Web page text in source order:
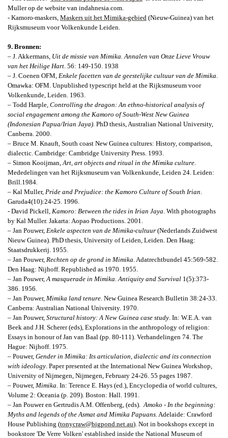
Muller op de website van indahnesia.com.
- Kamoro-maskers, Maskers uit het Mimika-gebied (Nieuw-Guinea) van het
Rijksmuseum voor Volkenkunde Leiden.
9. Bronnen:
– J. Akkermans, Uit de missie van Mimika. Annalen van Onze Lieve Vrouw
van het Heilige Hart . 56: 149-150. 1938
– J. Coenen OFM, Enkele facetten van de geestelijke cultuur van de Mimika
Omawka: OFM. Unpublished typescript held at the Rijksmuseum voor
Volkenkunde, Leiden. 1963.
– Todd Harple, Controlling the dragon : An ethno-historical analysis of
social engagement among the Kamoro of South-West New Guinea
(Indonesian Papua/Irian Jaya). PhD thesis, Australian National University,
Canberra. 2000.
– Bruce M. Knauft, South coast New Guinea cultures: History, comparison,
dialectic . Cambridge: Cambridge University Press. 1993.
– Simon Kooijman, Art, art objects and ritual in the Mimika culture
Mededelingen van het Rijksmuseum van Volkenkunde, Leiden 24. Leiden:
Brill.1984.
– Kal Muller, Pride and Prejudice: the Kamoro Culture of South Irian
Garuda4(10):24-25. 1996.
- David Pickell, Kamoro: Between the tides in Irian Jaya . With photographs
by Kal Muller. Jakarta: Aopao Productions. 2001.
– Jan Pouwer, Enkele aspecten van de Mimika-cultuur (Nederlands Zuidwest
Nieuw Guinea). PhD thesis, University of Leiden, Leiden. Den Haag:
Staatsdrukkerij. 1955.
– Jan Pouwer, Rechten op de grond in Mimika Adatrechtbundel 45:569-582.
Den Haag: Nijhoff. Republished as 1970. 1955.
– Jan Pouwer, A masquerade in Mimika. Antiquity and Survival 1(5):373-
386. 1956.
– Jan Pouwer, Mimika land tenure. New Guinea Research Bulletin 38:24-33.
Canberra: Australian National University. 1970.
– Jan Pouwer, Structural history: A New Guinea case study In: W.E.A. van
Beek and J.H. Scherer (eds), Explorations in the anthropology of religion:
Essays in honour of Jan van Baal (pp. 80-111). Verhandelingen 74. The
Hague: Nijhoff. 1975.
– Pouwer, Gender in Mimika : Its articulation, dialectic and its connection
with ideology . Paper presented at the International New Guinea Workshop,
University of Nijmegen, Nijmegen, February 24-26. 55 pages 1987.
– Pouwer, Mimika. In: Terence E. Hays (ed.), Encyclopedia of world cultures,
Volume 2: Oceania (p. 209). Boston: Hall. 1991.
– Jan Pouwer en Gertrudis A.M. Offenberg, (eds). Amoko - In the beginning:
Myths and legends of the Asmat and Mimika Papuans. Adelaide: Crawford
House Publishing (tonycraw@bigpond.net.au). Not in bookshops except in
bookstore 'De Verre Volken' established inside the National Museum of